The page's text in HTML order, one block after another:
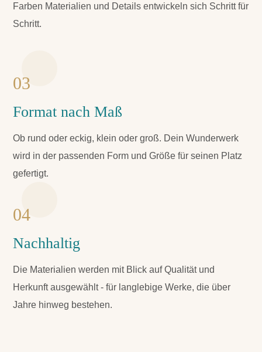
Farben Materialien und Details entwickeln sich Schritt für
Schritt.
03
Format nach Maß
Ob rund oder eckig, klein oder groß. Dein Wunderwerk
wird in der passenden Form und Größe für seinen Platz
gefertigt.
04
Nachhaltig
Die Materialien werden mit Blick auf Qualität und
Herkunft ausgewählt - für langlebige Werke, die über
Jahre hinweg bestehen.